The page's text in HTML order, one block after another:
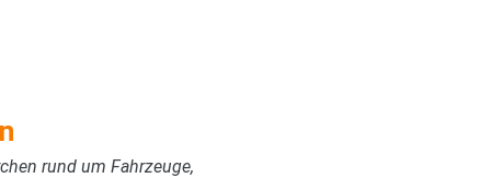
rund um Fahrzeuge,